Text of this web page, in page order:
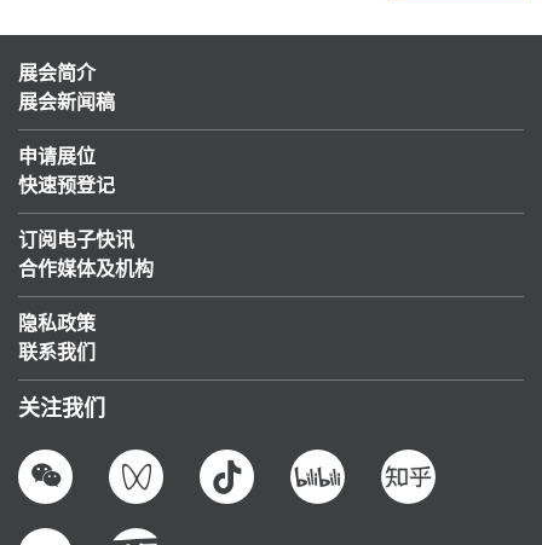
展会简介
展会新闻稿
申请展位
快速预登记
订阅电子快讯
合作媒体及机构
隐私政策
联系我们
关注我们